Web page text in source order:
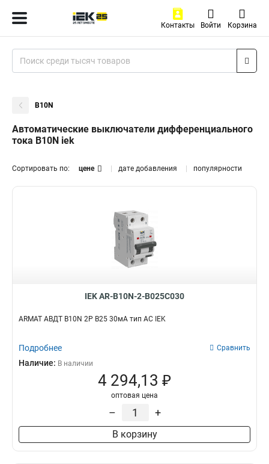
Контакты Войти Корзина
B10N
Автоматические выключатели дифференциального
тока B10N iek
Сортировать по: цене дате добавления популярности
IEK AR-B10N-2-B025C030
ARMAT АВДТ B10N 2P B25 30мА тип AC IEK
Подробнее Сравнить
Наличие: В наличии
4 294,13 ₽
оптовая цена
– +
В корзину